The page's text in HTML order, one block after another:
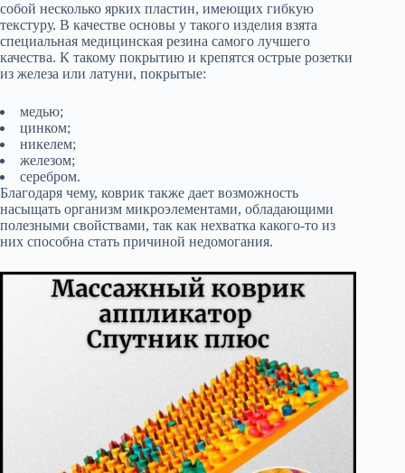
собой несколько ярких пластин, имеющих гибкую
текстуру. В качестве основы у такого изделия взята
специальная медицинская резина самого лучшего
качества. К такому покрытию и крепятся острые розетки
из железа или латуни, покрытые:
медью;
цинком;
никелем;
железом;
серебром.
Благодаря чему, коврик также дает возможность
насыщать организм микроэлементами, обладающими
полезными свойствами, так как нехватка какого-то из
них способна стать причиной недомогания.